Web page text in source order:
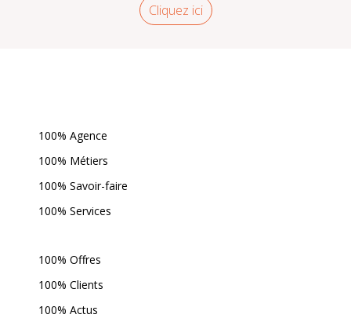
Cliquez ici
100% Agence
100% Métiers
100% Savoir-faire
100% Services
100% Offres
100% Clients
100% Actus